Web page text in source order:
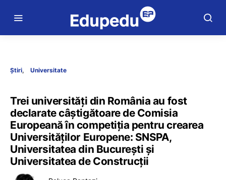
Știri Universitate
Trei universități din România au fost
declarate câștigătoare de Comisia
Europeană în competiția pentru crearea
Universităților Europene: SNSPA,
Universitatea din București și
Universitatea de Construcții